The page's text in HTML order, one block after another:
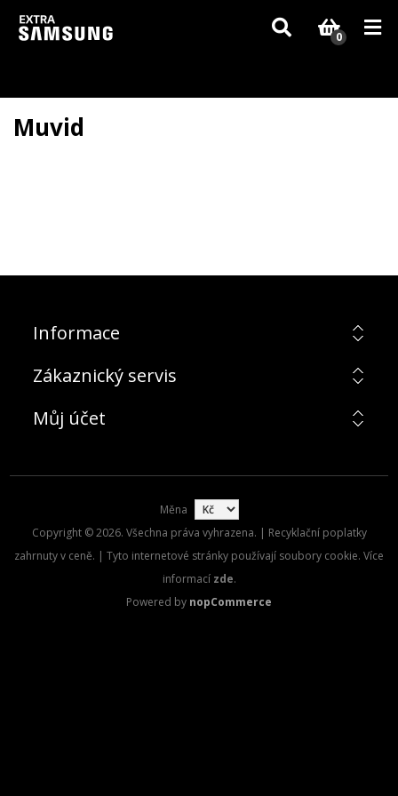
Vzhledem k aktuální situaci se může dodání dílů, které nejsou skladem,
zpozdit. Děkujeme za pochopení.
0
Muvid
Informace
Zákaznický servis
Můj účet
Měna
Copyright © 2026. Všechna práva vyhrazena. | Recyklační poplatky
zahrnuty v ceně. | Tyto internetové stránky používají soubory cookie. Více
informací zde.
Powered by nopCommerce